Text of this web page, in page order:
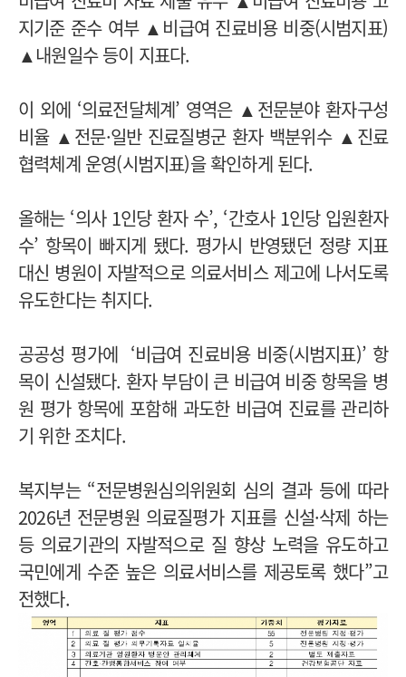
지기준 준수 여부 ▲비급여 진료비용 비중(시범지표)
▲내원일수 등이 지표다.
이 외에 ‘의료전달체계’ 영역은 ▲전문분야 환자구성
비율 ▲전문·일반 진료질병군 환자 백분위수 ▲진료
협력체계 운영(시범지표)을 확인하게 된다.
올해는 ‘의사 1인당 환자 수’, ‘간호사 1인당 입원환자
수’ 항목이 빠지게 됐다. 평가시 반영됐던 정량 지표
대신 병원이 자발적으로 의료서비스 제고에 나서도록
유도한다는 취지다.
공공성 평가에 ‘비급여 진료비용 비중(시범지표)’ 항
목이 신설됐다. 환자 부담이 큰 비급여 비중 항목을 병
원 평가 항목에 포함해 과도한 비급여 진료를 관리하
기 위한 조치다.
복지부는 “전문병원심의위원회 심의 결과 등에 따라
2026년 전문병원 의료질평가 지표를 신설·삭제 하는
등 의료기관의 자발적으로 질 향상 노력을 유도하고
국민에게 수준 높은 의료서비스를 제공토록 했다”고
전했다.